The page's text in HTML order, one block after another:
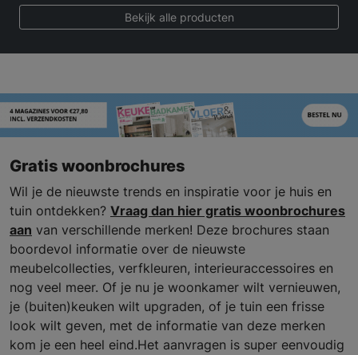
Bekijk alle producten
Gratis woonbrochures
Wil je de nieuwste trends en inspiratie voor je huis en
tuin ontdekken? Vraag dan hier gratis woonbrochures
aan van verschillende merken! Deze brochures staan
boordevol informatie over de nieuwste
meubelcollecties, verfkleuren, interieuraccessoires en
nog veel meer. Of je nu je woonkamer wilt vernieuwen,
je (buiten)keuken wilt upgraden, of je tuin een frisse
look wilt geven, met de informatie van deze merken
kom je een heel eind.Het aanvragen is super eenvoudig